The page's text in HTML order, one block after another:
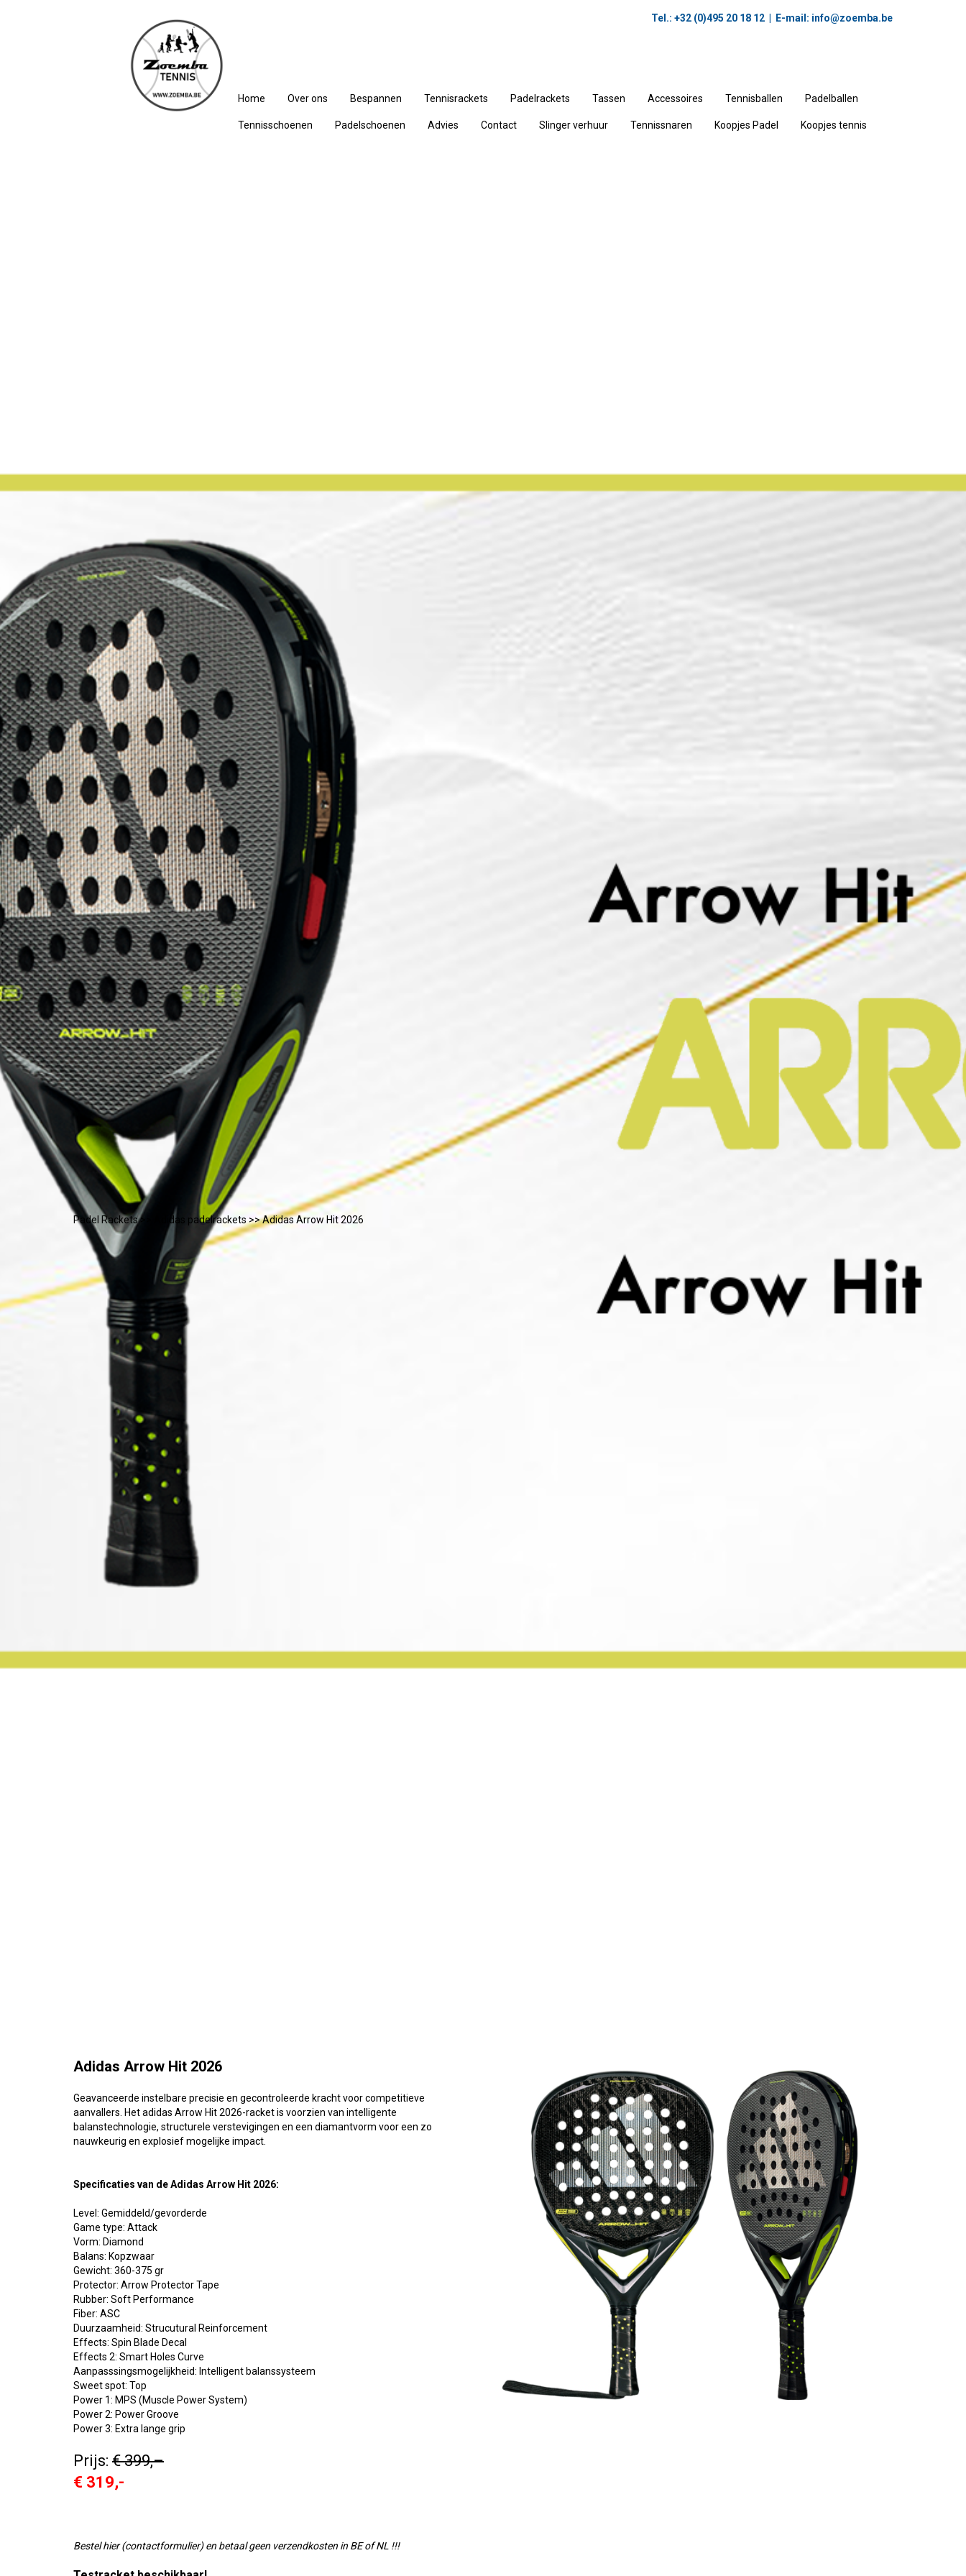
Tel.: +32 (0)495 20 18 12‬ | E-mail: info@zoemba.be
Home Over ons Bespannen Tennisrackets Padelrackets Tassen Accessoires Tennisballen Padelballen
Tennisschoenen Padelschoenen Advies Contact Slinger verhuur Tennissnaren Koopjes Padel Koopjes tennis
Padel Rackets>> Adidas padelrackets>> Adidas Arrow Hit 2026
Adidas Arrow Hit 2026
Geavanceerde instelbare precisie en gecontroleerde kracht voor competitieve
aanvallers. Het adidas Arrow Hit 2026-racket is voorzien van intelligente
balanstechnologie, structurele verstevigingen en een diamantvorm voor een zo
nauwkeurig en explosief mogelijke impact.
Specificaties van deAdidas Arrow Hit 2026:
Level: Gemiddeld/gevorderde
Game type: Attack
Vorm: Diamond
Balans: Kopzwaar
Gewicht: 360-375 gr
Protector: Arrow Protector Tape
Rubber: Soft Performance
Fiber: ASC
Duurzaamheid: Strucutural Reinforcement
Effects: Spin Blade Decal
Effects 2: Smart Holes Curve
Aanpasssingsmogelijkheid: Intelligent balanssysteem
Sweet spot: Top
Power 1: MPS (Muscle Power System)
Power 2: Power Groove
Power 3: Extra lange grip
Prijs: € 399,–
€ 319,-
Bestel hier (contactformulier) en betaal geen verzendkosten in BE of NL !!!